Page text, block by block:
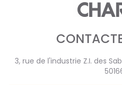
3, rue de l'industrie Z.I. des